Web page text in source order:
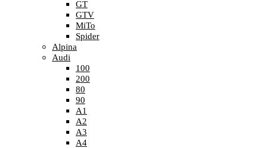
GT
GTV
MiTo
Spider
Alpina
Audi
100
200
80
90
A1
A2
A3
A4